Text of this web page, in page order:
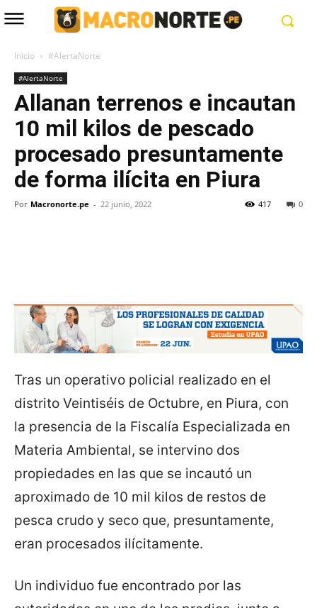
Inicio #AlertaNorte
#AlertaNorte
Allanan terrenos e incautan
10 mil kilos de pescado
procesado presuntamente
de forma ilícita en Piura
Por Macronorte.pe - 22 junio, 2022 0
417
Tras un operativo policial realizado en el
distrito Veintiséis de Octubre, en Piura, con
la presencia de la Fiscalía Especializada en
Materia Ambiental, se intervino dos
propiedades en las que se incautó un
aproximado de 10 mil kilos de restos de
pesca crudo y seco que, presuntamente,
eran procesados ilícitamente.
Un individuo fue encontrado por las